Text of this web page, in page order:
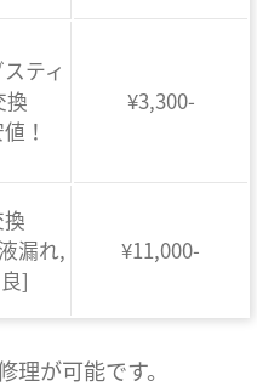
ティ
換
！
¥3,300-
漏れ,
]
¥11,000-
が可能です。